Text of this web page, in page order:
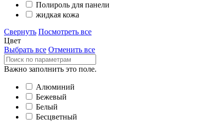
Полироль для панели
жидкая кожа
Свернуть Посмотреть все
Цвет
Выбрать все Отменить все
Важно заполнить это поле.
Алюминий
Бежевый
Белый
Бесцветный